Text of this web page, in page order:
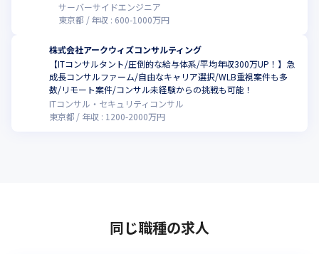
サーバーサイドエンジニア
東京都
年収 : 600-1000万円
株式会社アークウィズコンサルティング
【ITコンサルタント/圧倒的な給与体系/平均年収300万UP！】急
成長コンサルファーム/自由なキャリア選択/WLB重視案件も多
数/リモート案件/コンサル未経験からの挑戦も可能！
ITコンサル・セキュリティコンサル
東京都
年収 : 1200-2000万円
同じ職種の求人